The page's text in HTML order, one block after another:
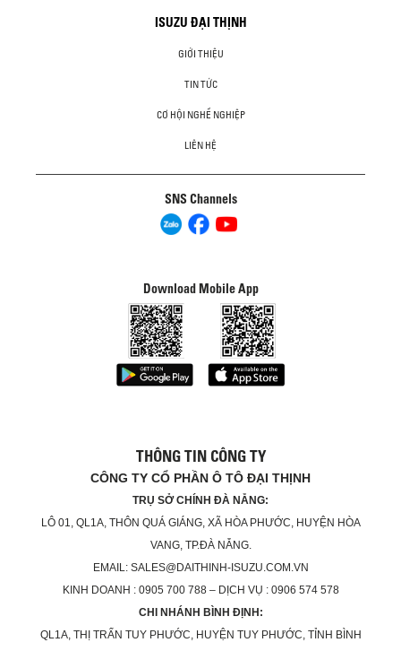
ISUZU ĐẠI THỊNH
GIỚI THIỆU
TIN TỨC
CƠ HỘI NGHỀ NGHIỆP
LIÊN HỆ
SNS Channels
Download Mobile App
THÔNG TIN CÔNG TY
CÔNG TY CỔ PHẦN Ô TÔ ĐẠI THỊNH
TRỤ SỞ CHÍNH ĐÀ NẴNG:
LÔ 01, QL1A, THÔN QUÁ GIÁNG, XÃ HÒA PHƯỚC, HUYỆN HÒA
VANG, TP.ĐÀ NẴNG.
EMAIL: SALES@DAITHINH-ISUZU.COM.VN
KINH DOANH : 0905 700 788 – DỊCH VỤ : 0906 574 578
CHI NHÁNH BÌNH ĐỊNH:
QL1A, THỊ TRẤN TUY PHƯỚC, HUYỆN TUY PHƯỚC, TỈNH BÌNH